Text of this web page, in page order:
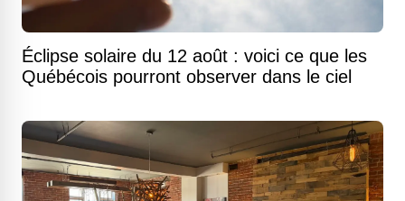
Éclipse solaire du 12 août : voici ce que les
Québécois pourront observer dans le ciel